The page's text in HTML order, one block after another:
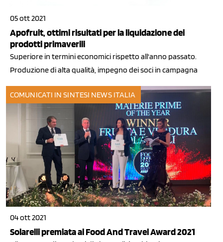
05 ott 2021
Apofruit, ottimi risultati per la liquidazione dei
prodotti primaverili
Superiore in termini economici rispetto all'anno passato.
Produzione di alta qualità, impegno dei soci in campagna
COMUNICATI IN SINTESI NEWS ITALIA
04 ott 2021
Solarelli premiata al Food And Travel Award 2021